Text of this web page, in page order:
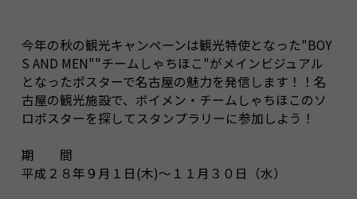
今年の秋の観光キャンペーンは観光特使となった"BOY
S AND MEN""チームしゃちほこ"がメインビジュアル
となったポスターで名古屋の魅力を発信します！！名
古屋の観光施設で、ボイメン・チームしゃちほこのソ
ロポスターを探してスタンプラリーに参加しよう！
期 間
平成２８年９月１日(木)～１１月３０日（水）